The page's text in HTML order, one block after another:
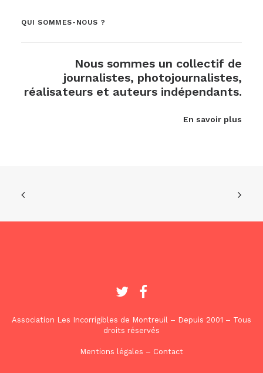
QUI SOMMES-NOUS ?
Nous sommes un collectif de
journalistes, photojournalistes,
réalisateurs et auteurs indépendants.
En savoir plus
Association Les Incorrigibles de Montreuil – Depuis 2001 – Tous
droits réservés
Mentions légales – Contact